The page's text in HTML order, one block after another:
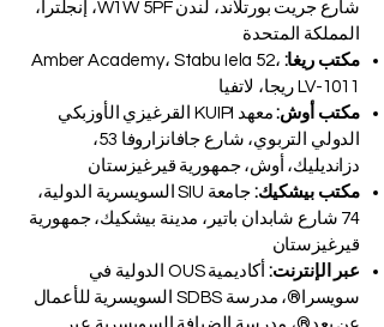
شارع جريت بورتلاند، لندن W1W 5PF، إنجلترا،
المملكة المتحدة
مكتب ريغا: Amber Academy، Stabu Iela 52،
LV-1011 ريجا، لاتفيا
مكتب أوش:
معهد KUIPI القرغيزي الأوزبكي
الدولي التربوي، شارع جافانزاروفا 53،
دزانديليك، أوش، جمهورية قيرغيزستان
مكتب بيشكيك:
جامعة SIU السويسرية الدولية،
74 شارع شابدان باتير، مدينة بيشكيك، جمهورية
قيرغيزستان
عبر الإنترنت:
أكاديمية OUS الدولية في
سويسرا®، مدرسة SDBS السويسرية للأعمال